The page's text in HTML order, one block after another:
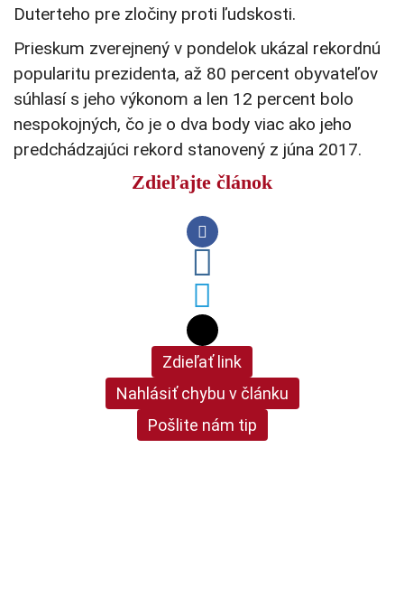
Duterteho pre zločiny proti ľudskosti.
Prieskum zverejnený v pondelok ukázal rekordnú
popularitu prezidenta, až 80 percent obyvateľov
súhlasí s jeho výkonom a len 12 percent bolo
nespokojných, čo je o dva body viac ako jeho
predchádzajúci rekord stanovený z júna 2017.
Zdieľajte článok
Zdieľať link
Nahlásiť chybu v článku
Pošlite nám tip